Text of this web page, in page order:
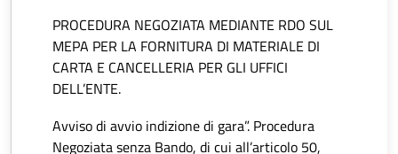
PROCEDURA NEGOZIATA MEDIANTE RDO SUL
MEPA PER LA FORNITURA DI MATERIALE DI
CARTA E CANCELLERIA PER GLI UFFICI
DELL’ENTE.
Avviso di avvio indizione di gara”. Procedura
Negoziata senza Bando, di cui all’articolo 50,